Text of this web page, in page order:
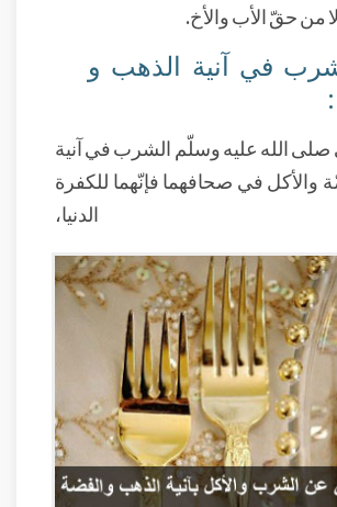
من حقّ الأب والأخ.
في آنية الذهب و
صلى الله عليه وسلّم الشرب في آنية
والأكل في صحافهما فإنّهما للكفرة